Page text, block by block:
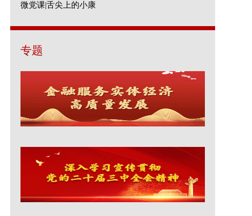
微党课|舌尖上的小康
专题